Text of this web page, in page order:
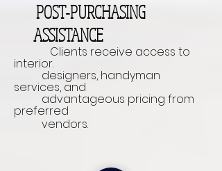
POST-PURCHASING
ASSISTANCE
Clients receive access to
interior.
designers, handyman
services, and
advantageous pricing from
preferred
vendors.